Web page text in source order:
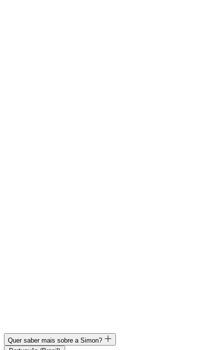
Quer saber mais sobre a Simon?